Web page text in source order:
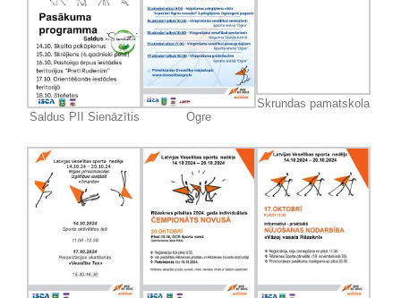
Saldus PII Sienāzītis Ogre
Skrundas pamatskola